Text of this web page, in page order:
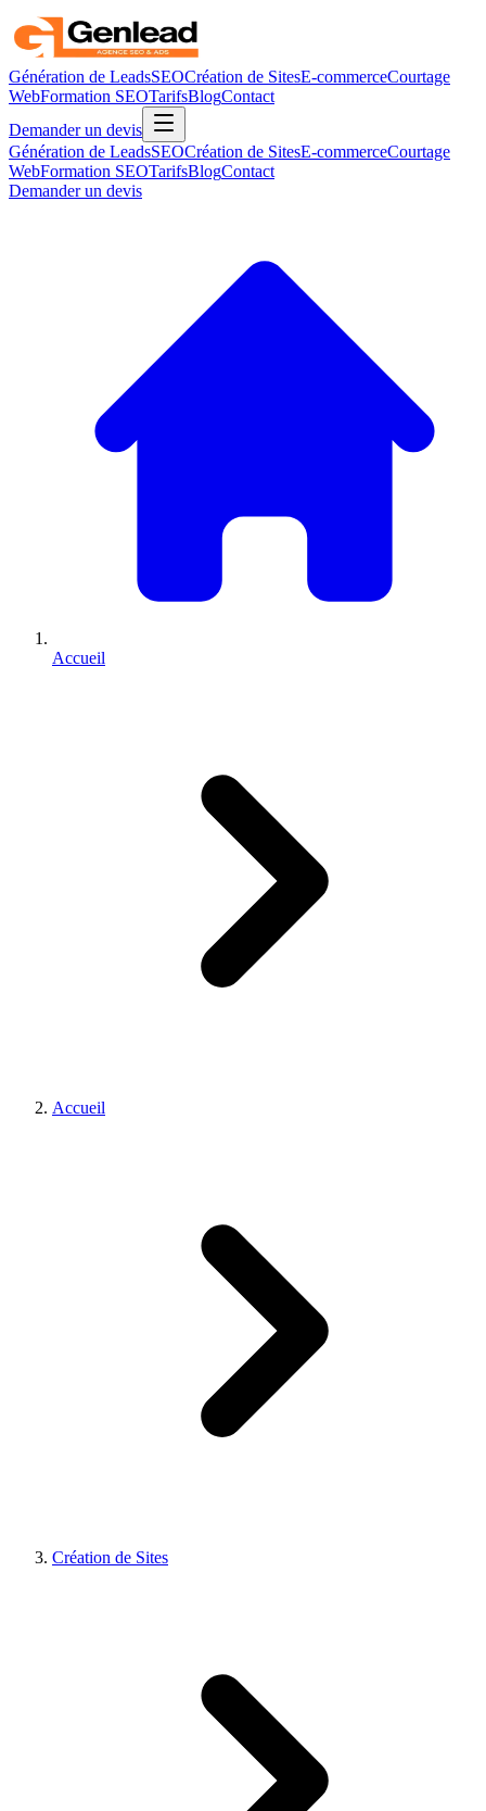
Génération de LeadsSEOCréation de SitesE-commerceCourtage
WebFormation SEOTarifsBlogContact
Demander un devis
Génération de LeadsSEOCréation de SitesE-commerceCourtage
WebFormation SEOTarifsBlogContact
Demander un devis
Accueil
Accueil
Création de Sites